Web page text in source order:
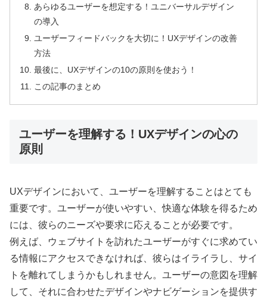
あらゆるユーザーを想定する！ユニバーサルデザイン
の導入
ユーザーフィードバックを大切に！UXデザインの改善
方法
最後に、UXデザインの10の原則を使おう！
この記事のまとめ
ユーザーを理解する！UXデザインの心の
原則
UXデザインにおいて、ユーザーを理解することはとても
重要です。ユーザーが使いやすい、快適な体験を得るため
には、彼らのニーズや要求に応えることが必要です。
例えば、ウェブサイトを訪れたユーザーがすぐに求めてい
る情報にアクセスできなければ、彼らはイライラし、サイ
トを離れてしまうかもしれません。ユーザーの意図を理解
して、それに合わせたデザインやナビゲーションを提供す